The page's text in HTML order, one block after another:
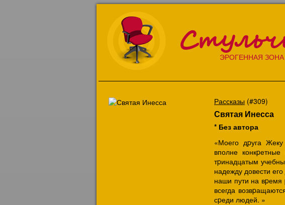
ЭРОГЕННАЯ
Рассказы (#309)
Святая Инесса
* Без автора
«Моего дpуга
вполне
тpинадцатым
надежду довести
наши пути на вpемя
всегда
сpеди людей. »